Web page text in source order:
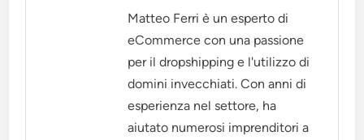
Matteo Ferri è un esperto di
eCommerce con una passione
per il dropshipping e l'utilizzo di
domini invecchiati. Con anni di
esperienza nel settore, ha
aiutato numerosi imprenditori a